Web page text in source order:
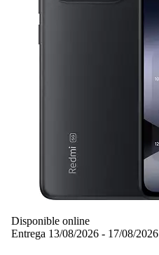
Disponible online
Entrega 13/08/2026 - 17/08/2026